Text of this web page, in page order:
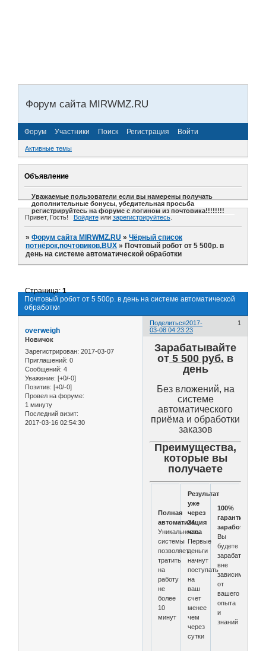
Форум сайта MIRWMZ.RU
Форум Участники Поиск Регистрация Войти
Активные темы
Объявление
Уважаемые пользователи если вы намерены получать
дополнительные бонусы, убедительная просьба
регистрируйтесь на форуме с логином из почтовика!!!!!!!!
Привет, Гость!
Войдитеили зарегистрируйтесь.
»Форум сайта MIRWMZ.RU »Чёрный список
потнёрок,почтовиков,BUX » Почтовый робот от 5 500р. в
день на системе автоматической обработки
Почтовый робот от 5 500р. в день на системе автоматической
обработки
Страница:1
Поделиться 1
2017-
03-08 04:23:23
overweigh
Новичок
Зарегистрирован: 2017-03-07
Приглашений: 0
Сообщений: 4
Уважение: [+0/-0]
Позитив: [+0/-0]
Провел на форуме:
1 минуту
Последний визит:
2017-03-16 02:54:30
Зарабатывайте
от 5 500 руб. в
день
Без вложений, на
системе
автоматического
приёма и обработки
заказов
Преимущества,
которые вы
получаете
Полная
автоматизация
Уникальность
системы
позволяет
тратить
на
работу
не
более
10
минут
Результат
уже
через
24
часа
Первые
деньги
начнут
поступать
на
ваш
счет
менее
чем
через
сутки
100%
гарантия
заработка
Вы
будете
зарабатывать,
вне
зависимости
от
вашего
опыта
и
знаний